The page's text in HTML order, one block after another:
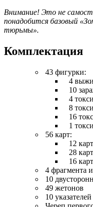
Внимание! Это не
понадобится базовый
тюрьмы».
Комплектация
43 фигурки:
4
10
4
8
16
1
56 карт:
12
28
16
4 фрагмента
10
49 жетонов
10